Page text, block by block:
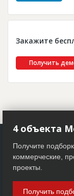
Закажите
Получить
4 объекта
Получите
коммерческие,
проекты.
Получить